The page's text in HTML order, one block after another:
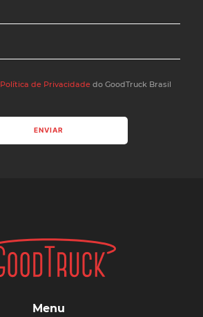
Política de Privacidadedo GoodTruck Brasil
ENVIAR
Menu